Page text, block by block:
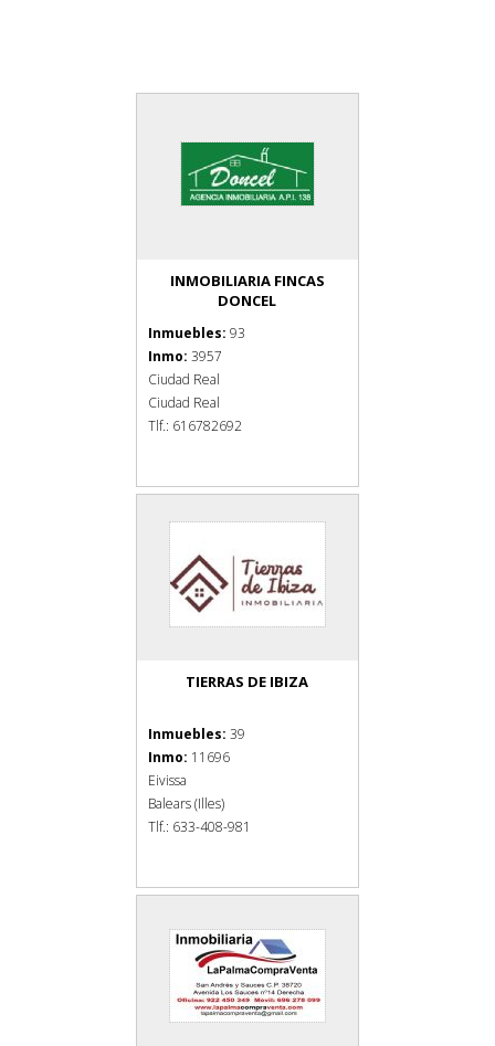
INMOBILIARIA FINCAS
DONCEL
Inmuebles: 93
Inmo: 3957
Ciudad Real
Ciudad Real
Tlf.: 616782692
TIERRAS DE IBIZA
Inmuebles: 39
Inmo: 11696
Eivissa
Balears (Illes)
Tlf.: 633-408-981